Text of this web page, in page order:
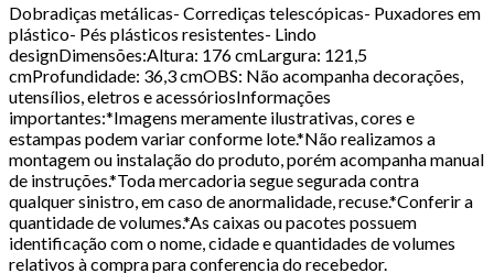
Dobradiças metálicas- Corrediças telescópicas- Puxadores em
plástico- Pés plásticos resistentes- Lindo
designDimensões:Altura: 176 cmLargura: 121,5
cmProfundidade: 36,3 cmOBS: Não acompanha decorações,
utensílios, eletros e acessóriosInformações
importantes:*Imagens meramente ilustrativas, cores e
estampas podem variar conforme lote.*Não realizamos a
montagem ou instalação do produto, porém acompanha manual
de instruções.*Toda mercadoria segue segurada contra
qualquer sinistro, em caso de anormalidade, recuse.*Conferir a
quantidade de volumes.*As caixas ou pacotes possuem
identificação com o nome, cidade e quantidades de volumes
relativos à compra para conferencia do recebedor.